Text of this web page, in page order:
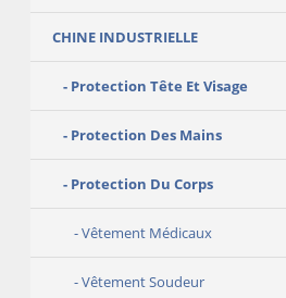
CHINE INDUSTRIELLE
Protection Tête Et Visage
Protection Des Mains
Protection Du Corps
Vêtement Médicaux
Vêtement Soudeur